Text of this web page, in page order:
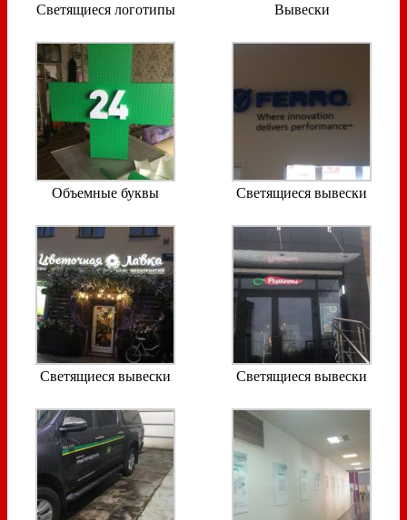
Светящиеся логотипы Вывески
Объемные буквы Светящиеся вывески
Светящиеся вывески Светящиеся вывески